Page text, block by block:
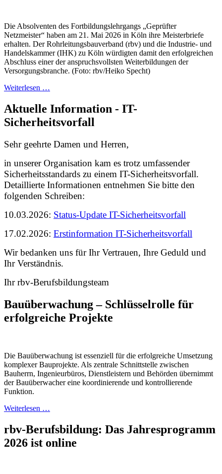
Die Absolventen des Fortbildungslehrgangs „Geprüfter
Netzmeister“ haben am 21. Mai 2026 in Köln ihre Meisterbriefe
erhalten. Der Rohrleitungsbauverband (rbv) und die Industrie- und
Handelskammer (IHK) zu Köln würdigten damit den erfolgreichen
Abschluss einer der anspruchsvollsten Weiterbildungen der
Versorgungsbranche. (Foto: rbv/Heiko Specht)
Weiterlesen …
Aktuelle Information - IT-
Sicherheitsvorfall
Sehr geehrte Damen und Herren,
in unserer Organisation kam es trotz umfassender
Sicherheitsstandards zu einem IT-Sicherheitsvorfall.
Detaillierte Informationen entnehmen Sie bitte den
folgenden Schreiben:
10.03.2026: Status-Update IT-Sicherheitsvorfall
17.02.2026: Erstinformation IT-Sicherheitsvorfall
Wir bedanken uns für Ihr Vertrauen, Ihre Geduld und
Ihr Verständnis.
Ihr rbv-Berufsbildungsteam
Bauüberwachung – Schlüsselrolle für
erfolgreiche Projekte
Die Bauüberwachung ist essenziell für die erfolgreiche Umsetzung
komplexer Bauprojekte. Als zentrale Schnittstelle zwischen
Bauherrn, Ingenieurbüros, Dienstleistern und Behörden übernimmt
der Bauüberwacher eine koordinierende und kontrollierende
Funktion.
Weiterlesen …
rbv-Berufsbildung: Das Jahresprogramm
2026 ist online